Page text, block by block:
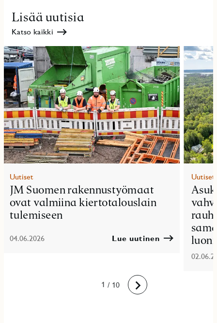
Lisää uutisia
Katso kaikki
Uutiset
JM Suomen rakennustyömaat
ovat valmiina kiertotalouslain
tulemiseen
04.06.2026 Lue uutinen
Uutiset
1
2
3
4
5
6
7
8
9
10 / 10 Eteenpäin